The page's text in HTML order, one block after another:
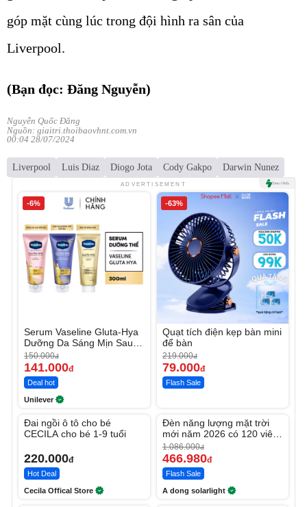
góp mặt cùng lúc trong đội hình ra sân của
Liverpool.
(Bạn đọc: Đăng Nguyễn)
Nguyễn Quốc Đăng
Nguồn: giaitri.thoibaovhnt.com.vn
00:04 28/07/2024
Liverpool Luis Diaz Diogo Jota Cody Gakpo Darwin Nunez
ADVERTISEMENT
-6%
Serum Vaseline Gluta-Hya
Dưỡng Da Sáng Mịn Sau 7
Ngày
150.000đ
141.000đ
Deal hot
Unilever
-63%
Quạt tích điện kẹp bàn mini
để bàn
219.000đ
79.000đ
Flash Sale
Đai ngồi ô tô cho bé
CECILA cho bé 1-9 tuổi
220.000đ
Hot Deal
Cecila Offical Store
-56%
Đèn năng lượng mặt trời
mới năm 2026 có 120 viên
LED lớn
1.086.000đ
466.980đ
Flash Sale
A dong solarlight